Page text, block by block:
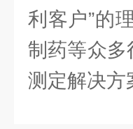
利客户”的
制药等众多
测定解决方